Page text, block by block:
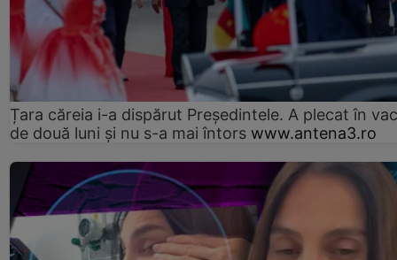
Țara căreia i-a dispărut Președintele. A plecat în
de două luni și nu s-a mai întors www.antena3.ro